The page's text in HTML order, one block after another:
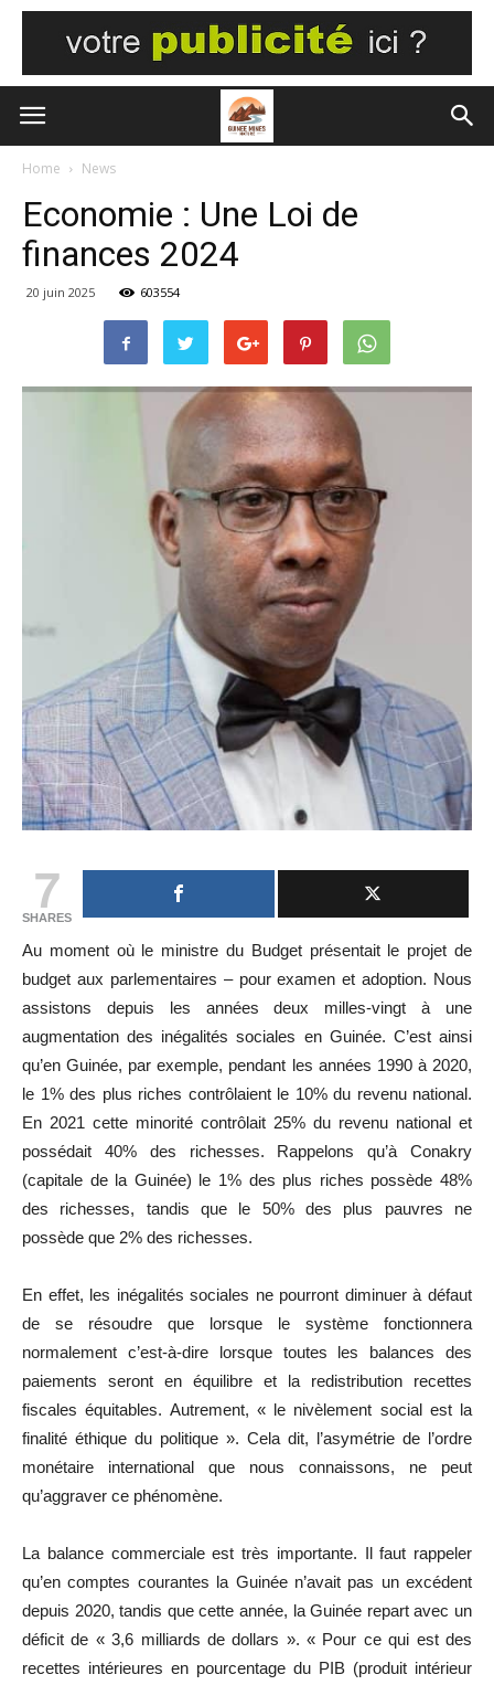
Home News
Economie : Une Loi de
finances 2024
20 juin 2025 603554
7
SHARES
Au moment où le ministre du Budget présentait le projet de
budget aux parlementaires – pour examen et adoption. Nous
assistons depuis les années deux milles-vingt à une
augmentation des inégalités sociales en Guinée. C’est ainsi
qu’en Guinée, par exemple, pendant les années 1990 à 2020,
le 1% des plus riches contrôlaient le 10% du revenu national.
En 2021 cette minorité contrôlait 25% du revenu national et
possédait 40% des richesses. Rappelons qu’à Conakry
(capitale de la Guinée) le 1% des plus riches possède 48%
des richesses, tandis que le 50% des plus pauvres ne
possède que 2% des richesses.
En effet, les inégalités sociales ne pourront diminuer à défaut
de se résoudre que lorsque le système fonctionnera
normalement c’est-à-dire lorsque toutes les balances des
paiements seront en équilibre et la redistribution recettes
fiscales équitables. Autrement, « le nivèlement social est la
finalité éthique du politique ». Cela dit, l’asymétrie de l’ordre
monétaire international que nous connaissons, ne peut
qu’aggraver ce phénomène.
La balance commerciale est très importante. Il faut rappeler
qu’en comptes courantes la Guinée n’avait pas un excédent
depuis 2020, tandis que cette année, la Guinée repart avec un
déficit de « 3,6 milliards de dollars ». « Pour ce qui est des
recettes intérieures en pourcentage du PIB (produit intérieur